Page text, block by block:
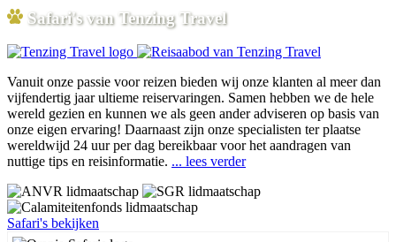
Safari's van Tenzing Travel
Vanuit onze passie voor reizen bieden wij onze klanten al meer dan
vijfendertig jaar ultieme reiservaringen. Samen hebben we de hele
wereld gezien en kunnen we als geen ander adviseren op basis van
onze eigen ervaring! Daarnaast zijn onze specialisten ter plaatse
wereldwijd 24 uur per dag bereikbaar voor het aandragen van
nuttige tips en reisinformatie. ... lees verder
Safari's bekijken